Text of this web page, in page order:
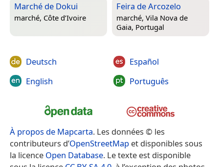
Marché de Dokui
marché, Côte d’Ivoire
Feira de Arcozelo
marché, Vila Nova de
Gaia, Portugal
Deutsch
English
Español
Português
À propos de Mapcarta. Les données © les
contributeurs d’OpenStreetMap et disponibles sous
la licence Open Database. Le texte est disponible